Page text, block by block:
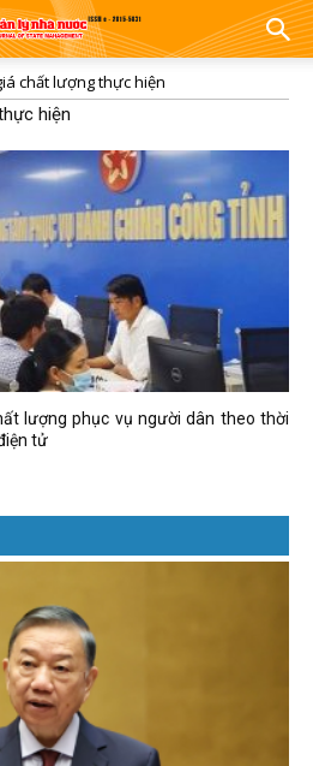
chất lượng thực hiện
hiện
lượng phục vụ người dân theo thời
tử